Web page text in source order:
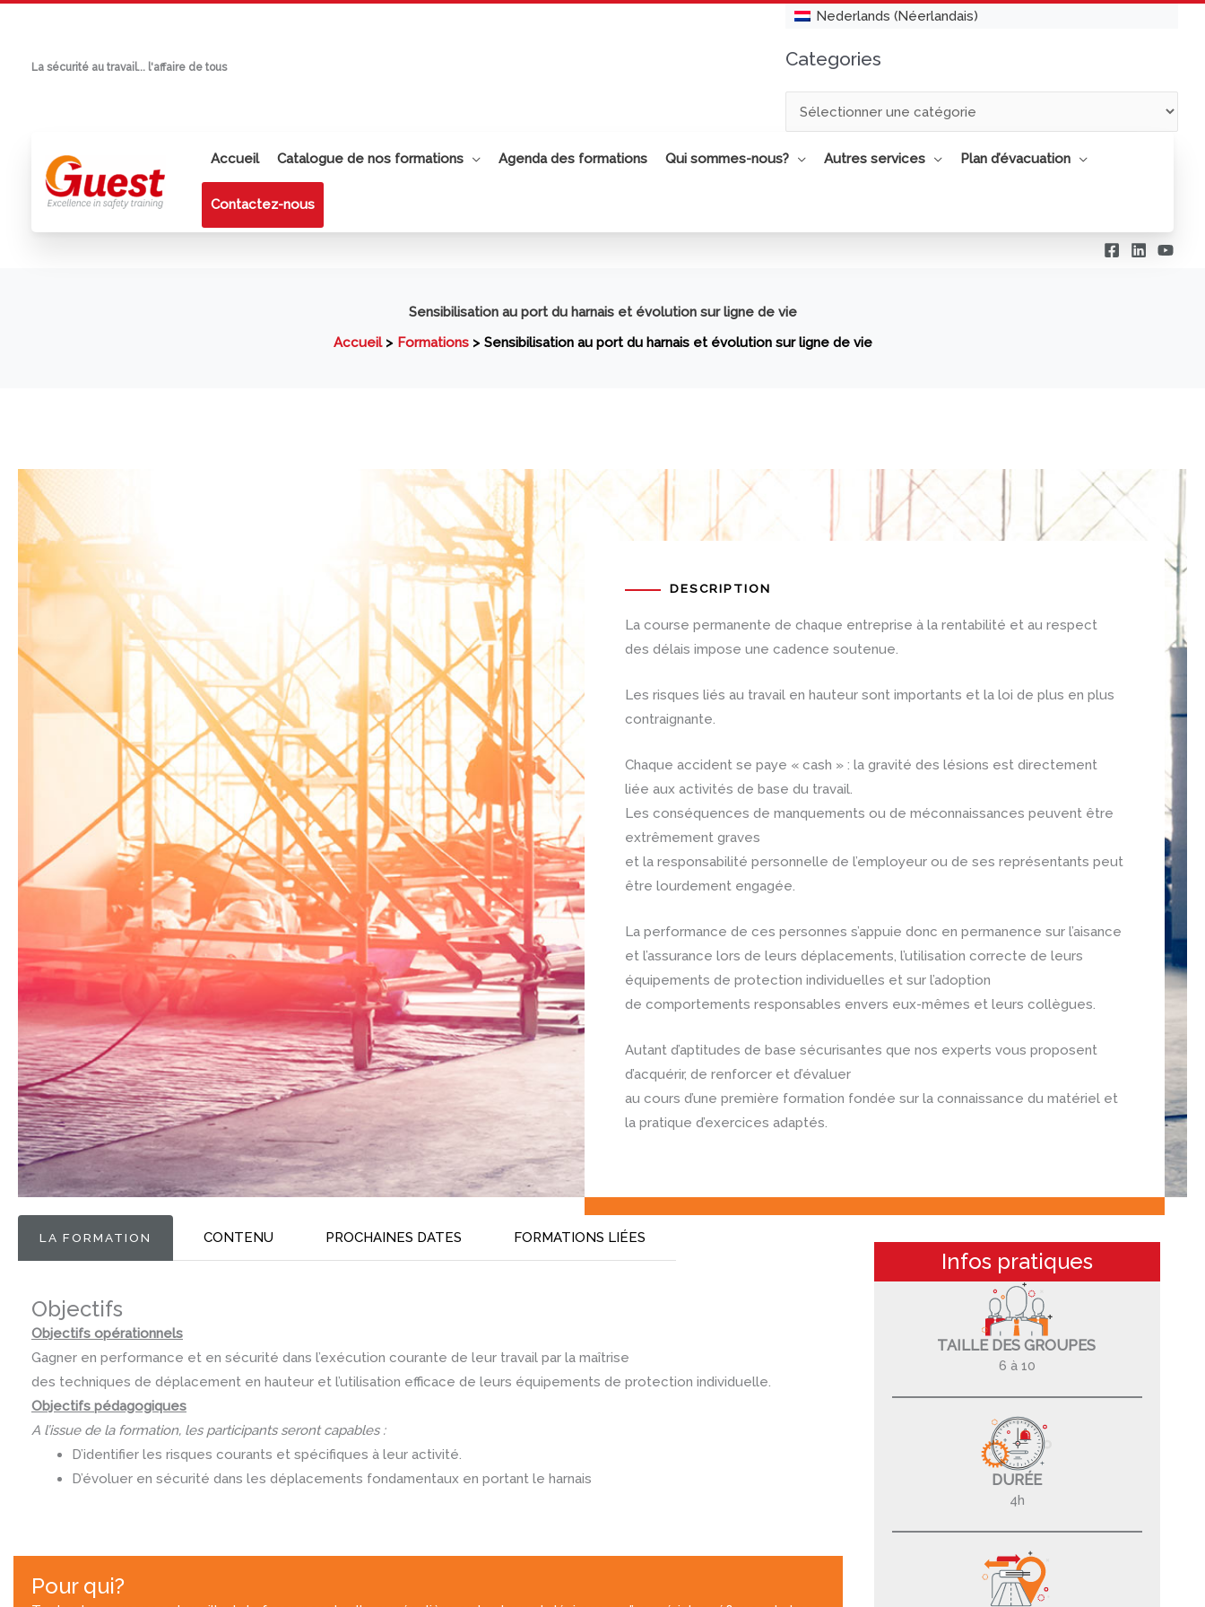
contenuLa sécurité au travail... l'affaire de tous
Nederlands (Néerlandais)
Categories
Accueil Catalogue de nos formations Agenda des formations Qui sommes-nous? Autres services Plan d’évacuation
Contactez-nous
Sensibilisation au port du harnais et évolution sur ligne de vie
Accueil
Formations Sensibilisation au port du harnais et évolution sur ligne de vie
DESCRIPTION
La course permanente de chaque entreprise à la rentabilité et au respect
des délais impose une cadence soutenue.
Les risques liés au travail en hauteur sont importants et la loi de plus en plus
contraignante.
Chaque accident se paye « cash » : la gravité des lésions est directement
liée aux activités de base du travail.
Les conséquences de manquements ou de méconnaissances peuvent être
extrêmement graves
et la responsabilité personnelle de l’employeur ou de ses représentants peut
être lourdement engagée.
La performance de ces personnes s’appuie donc en permanence sur l’aisance
et l’assurance lors de leurs déplacements, l’utilisation correcte de leurs
équipements de protection individuelles et sur l’adoption
de comportements responsables envers eux-mêmes et leurs collègues.
Autant d’aptitudes de base sécurisantes que nos experts vous proposent
d’acquérir, de renforcer et d’évaluer
au cours d’une première formation fondée sur la connaissance du matériel et
la pratique d’exercices adaptés.
LA FORMATION CONTENU PROCHAINES DATES FORMATIONS LIÉES
Objectifs
Objectifs opérationnels
Gagner en performance et en sécurité dans l’exécution courante de leur travail par la maîtrise
des techniques de déplacement en hauteur et l’utilisation efficace de leurs équipements de protection individuelle.
Objectifs pédagogiques
A l’issue de la formation, les participants seront capables :
D’identifier les risques courants et spécifiques à leur activité.
D’évoluer en sécurité dans les déplacements fondamentaux en portant le harnais
Pour qui?
Infos pratiques
TAILLE DES GROUPES
6 à 10
DURÉE
4h